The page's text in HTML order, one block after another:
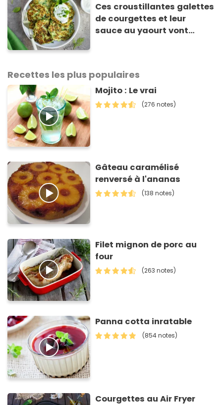
Ces croustillantes galettes
de courgettes et leur
sauce au yaourt vont
Recettes les plus populaires
Mojito : Le vrai
(276 notes)
Gâteau caramélisé
renversé à l'ananas
(138 notes)
Filet mignon de porc au
four
(263 notes)
Panna cotta inratable
(854 notes)
Courgettes au Air Fryer